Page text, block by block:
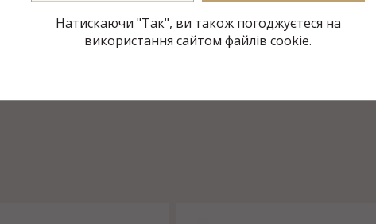
Натискаючи "Так", ви також погоджуєтеся на
використання сайтом файлів cookie.